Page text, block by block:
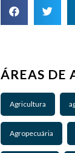
ÁREAS DE
Agricultura
Agropecuária